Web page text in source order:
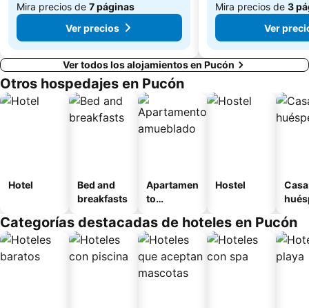
Mira precios de 7 páginas
Ver precios
Mira precios de 3
Ver
Ver todos los alojamientos en Pucón
Otros hospedajes en Pucón
Hotel
Bed and
breakfasts
Apartamen
to
o
Hostel
Categorías destacadas de hoteles en Pucón